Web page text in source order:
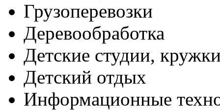
Грузоперевозки
Деревообработка
Детские студии,
Детский отдых
Информационные